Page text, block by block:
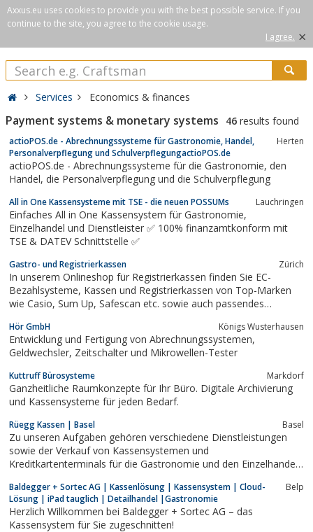
Axxus.eu uses cookies to provide you with the best possible service. If you
continue to the site, you agree to the cookie usage.
I agree. ×
Services Economics & finances
Payment systems & monetary systems 46 results found
actioPOS.de - Abrechnungssysteme für Gastronomie, Handel,
Personalverpflegung und SchulverpflegungactioPOS.de
Herten
actioPOS.de - Abrechnungssysteme für die Gastronomie, den
Handel, die Personalverpflegung und die Schulverpflegung
All in One Kassensysteme mit TSE - die neuen POSSUMs Lauchringen
Einfaches All in One Kassensystem für Gastronomie,
Einzelhandel und Dienstleister ✅ 100% finanzamtkonform mit
TSE & DATEV Schnittstelle ✅
Gastro- und Registrierkassen Zürich
In unserem Onlineshop für Registrierkassen finden Sie EC-
Bezahlsysteme, Kassen und Registrierkassen von Top-Marken
wie Casio, Sum Up, Safescan etc. sowie auch passendes
Discount-Preisen.Ob Gastronomiekasse oder Restaurantkasse,
bei https://www.kassen-handel-discount.ch...
Hör GmbH Königs Wusterhausen
Entwicklung und Fertigung von Abrechnungssystemen,
Geldwechsler, Zeitschalter und Mikrowellen-Tester
Kuttruff Bürosysteme Markdorf
Ganzheitliche Raumkonzepte für Ihr Büro. Digitale Archivierung
und Kassensysteme für jeden Bedarf.
Rüegg Kassen | Basel Basel
Zu unseren Aufgaben gehören verschiedene Dienstleistungen
sowie der Verkauf von Kassensystemen und
Kreditkartenterminals für die Gastronomie und den Einzelhandel.
Ihnen diese auch direkt bis vor die Haustür.
Baldegger + Sortec AG | Kassenlösung | Kassensystem | Cloud-
Lösung | iPad tauglich | Detailhandel |Gastronomie
Belp
Herzlich Willkommen bei Baldegger + Sortec AG – das
Kassensystem für Sie zugeschnitten!